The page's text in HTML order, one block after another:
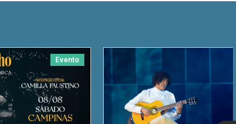
Evento